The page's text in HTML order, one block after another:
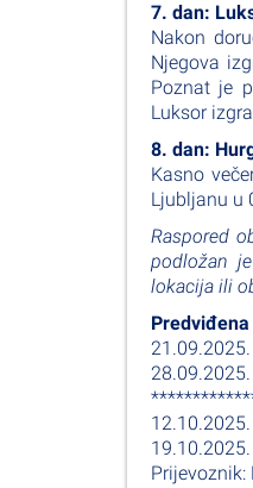
7. dan:
Nakon
Njegova
Poznat je
Luksor
8. dan:
Kasno
Ljubljanu u
Raspored
podložan
lokacija ili
Prijevoznik: